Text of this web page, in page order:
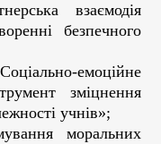
взаємодія
безпечного
емоційне
зміцнення
учнів»;
моральних